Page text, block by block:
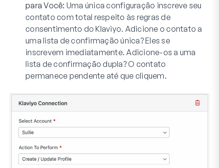
para Você: Uma única configuração inscreve seu
contato com total respeito às regras de
consentimento do Klaviyo. Adicione o contato a
uma lista de confirmação única? Eles se
inscrevem imediatamente. Adicione-os a uma
lista de confirmação dupla? O contato
permanece pendente até que cliquem.